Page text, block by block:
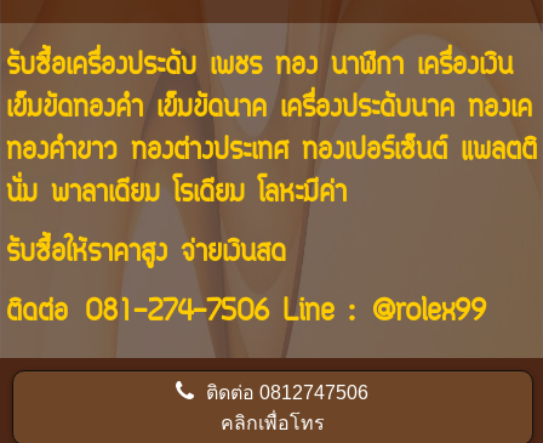
รับซื้อเครื่องประดับ เพชร ทอง นาฬิกา เครื่องเงิน
เข็มขัดทองคำ เข็มขัดนาค เครื่องประดับนาค ทองเค
ทองคำขาว ทองต่างประเทศ ทองเปอร์เซ็นต์ แพลตติ
นั่ม พาลาเดียม โรเดียม โลหะมีค่า
รับซื้อให้ราคาสูง จ่ายเงินสด
ติดต่อ 081-274-7506Line : @rolex99
ติดต่อ0812747506
คลิกเพื่อโทร